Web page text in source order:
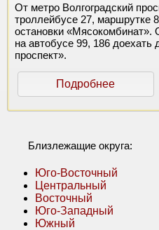
От метро Волгоградский
троллейбусе 27, маршрутке
остановки «Мясокомбинат».
на автобусе 99, 186 доехать
проспект».
Подробнее
Близлежащие округа:
Юго-Восточный
Центральный
Восточный
Юго-Западный
Южный